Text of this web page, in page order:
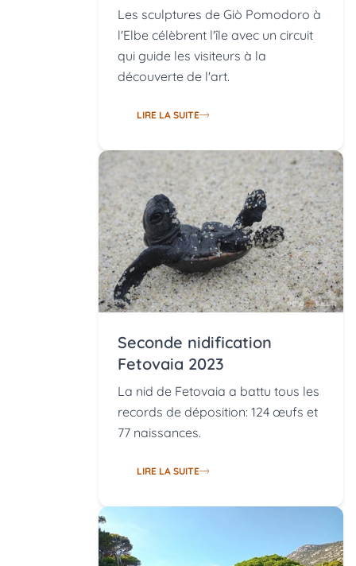
Les sculptures de Giò Pomodoro à
l'Elbe célèbrent l'île avec un circuit
qui guide les visiteurs à la
découverte de l'art.
LIRE LA SUITE
Seconde nidification
Fetovaia 2023
La nid de Fetovaia a battu tous les
records de déposition: 124 œufs et
77 naissances.
LIRE LA SUITE